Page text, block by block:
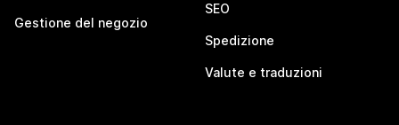
Gestione del negozio
SEO
Spedizione
Valute e traduzioni